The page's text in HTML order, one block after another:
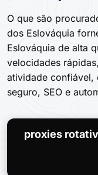
O que são
dos Eslováquia
Eslováquia de alta
velocidades
atividade confiável,
seguro, SEO e
proxies